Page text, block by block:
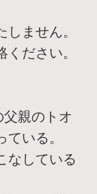
ません。
ださい。
親のトオ
ている。
なしている